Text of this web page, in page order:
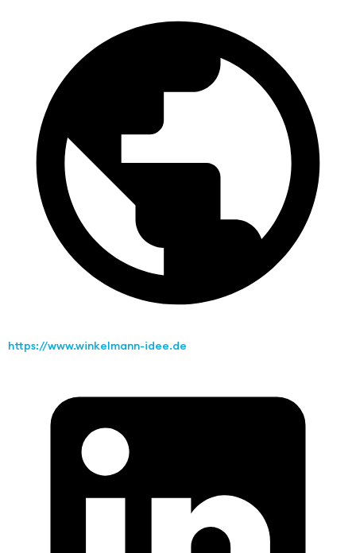
https://www.winkelmann-idee.de